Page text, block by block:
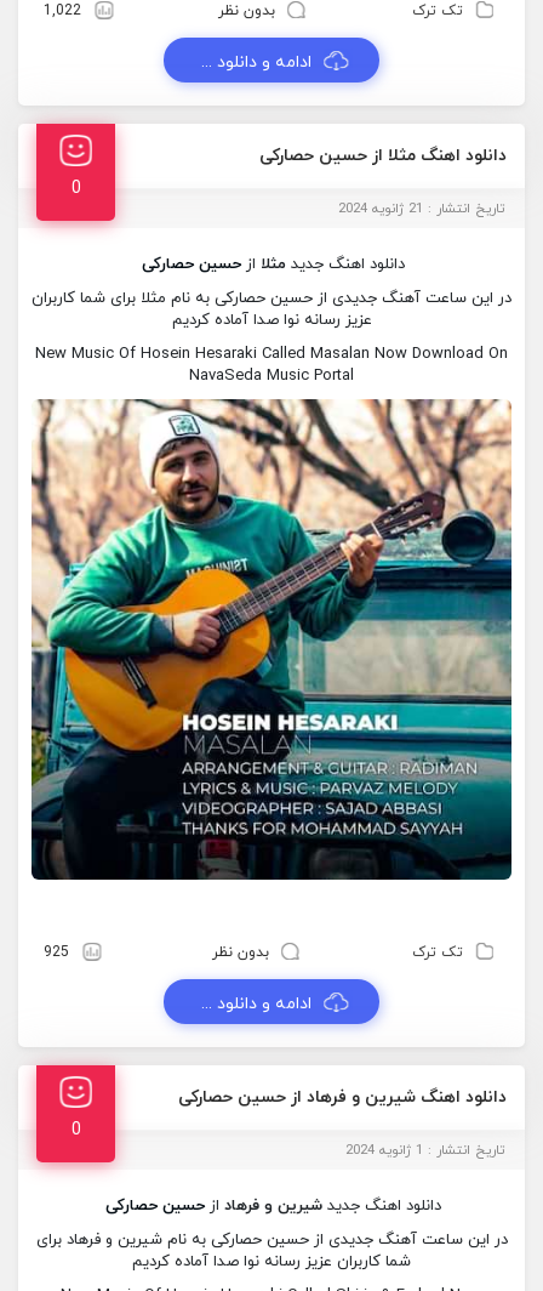
تک ترک بدون نظر 1,022
ادامه و دانلود ...
دانلود اهنگ مثلا از حسین حصارکی
0
تاریخ انتشار : 21 ژانویه 2024
دانلود اهنگ جدیدمثلا ازحسین حصارکی
در این ساعت آهنگ جدیدی از حسین حصارکی به نام مثلا برای شما کاربران
عزیز رسانه نوا صدا آماده کردیم
New Music Of Hosein Hesaraki Called Masalan Now Download On
NavaSeda Music Portal
تک ترک بدون نظر 925
ادامه و دانلود ...
دانلود اهنگ شیرین و فرهاد از حسین حصارکی
0
تاریخ انتشار : 1 ژانویه 2024
دانلود اهنگ جدیدشیرین و فرهاد ازحسین حصارکی
در این ساعت آهنگ جدیدی از حسین حصارکی به نام شیرین و فرهاد برای
شما کاربران عزیز رسانه نوا صدا آماده کردیم